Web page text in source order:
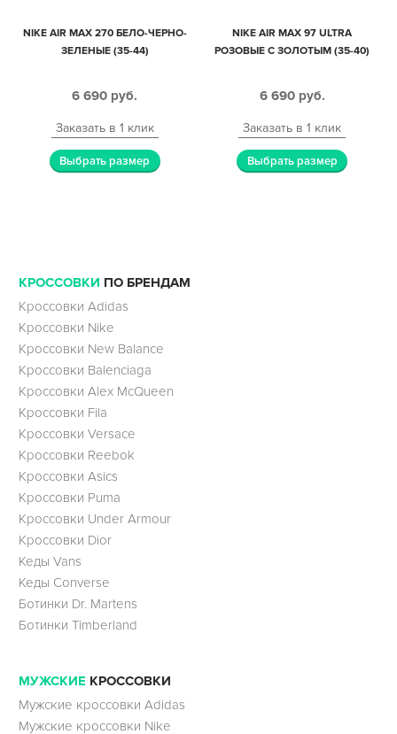
NIKE AIR MAX 270 БЕЛО-ЧЕРНО-
ЗЕЛЕНЫЕ (35-44)
6 690 руб.
Заказать в 1 клик
Выбрать размер
NIKE AIR MAX 97 ULTRA
РОЗОВЫЕ С ЗОЛОТЫМ (35-40)
6 690 руб.
Заказать в 1 клик
Выбрать размер
КРОССОВКИ ПО БРЕНДАМ
Кроссовки Adidas
Кроссовки Nike
Кроссовки New Balance
Кроссовки Balenciaga
Кроссовки Alex McQueen
Кроссовки Fila
Кроссовки Versace
Кроссовки Reebok
Кроссовки Asics
Кроссовки Puma
Кроссовки Under Armour
Кроссовки Dior
Кеды Vans
Кеды Converse
Ботинки Dr. Martens
Ботинки Timberland
МУЖСКИЕ КРОССОВКИ
Мужские кроссовки Adidas
Мужские кроссовки Nike